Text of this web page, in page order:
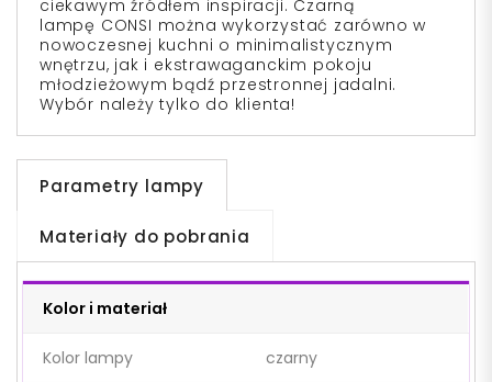
ciekawym źródłem inspiracji. Czarną
lampę CONSI można wykorzystać zarówno w
nowoczesnej kuchni o minimalistycznym
wnętrzu, jak i ekstrawaganckim pokoju
młodzieżowym bądź przestronnej jadalni.
Wybór należy tylko do klienta!
Parametry lampy
Materiały do pobrania
Kolor i materiał
Kolor lampy czarny